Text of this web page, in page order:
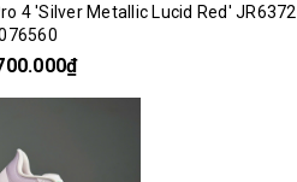
4 'Silver Metallic Lucid Red' JR6372